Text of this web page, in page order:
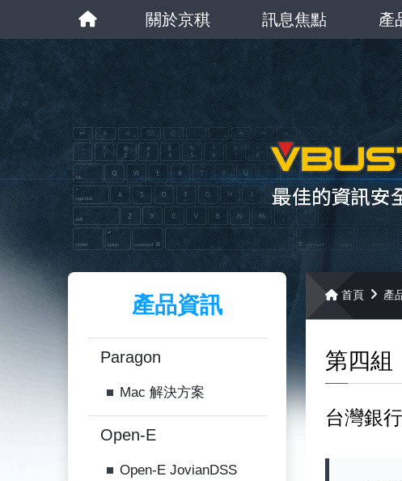
關於京稘 訊息焦點 產
產品資訊
Paragon
Mac 解決方案
Open-E
Open-E JovianDSS
首頁 產
第四組
台灣銀